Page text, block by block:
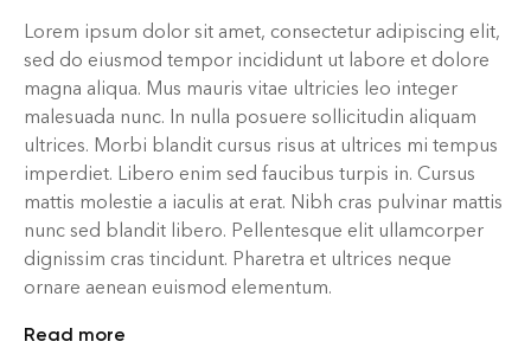
Lorem ipsum dolor sit amet, consectetur adipiscing elit,
sed do eiusmod tempor incididunt ut labore et dolore
magna aliqua. Mus mauris vitae ultricies leo integer
malesuada nunc. In nulla posuere sollicitudin aliquam
ultrices. Morbi blandit cursus risus at ultrices mi tempus
imperdiet. Libero enim sed faucibus turpis in. Cursus
mattis molestie a iaculis at erat. Nibh cras pulvinar mattis
nunc sed blandit libero. Pellentesque elit ullamcorper
dignissim cras tincidunt. Pharetra et ultrices neque
ornare aenean euismod elementum.
Read more